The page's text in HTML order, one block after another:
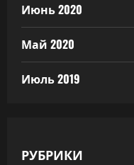
Июнь 2020
Май 2020
Июль 2019
РУБРИКИ